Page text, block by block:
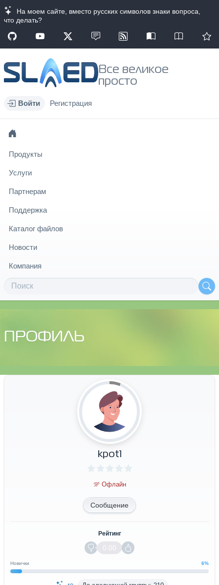
На моем сайте, вместо русских символов знаки вопроса,
что делать?
Все великое
просто
Войти Регистрация
Продукты
Услуги
Партнерам
Поддержка
Каталог файлов
Новости
Компания
ПРОФИЛЬ
kpot1
Офлайн
Сообщение
Рейтинг
0.00
Новички 6%